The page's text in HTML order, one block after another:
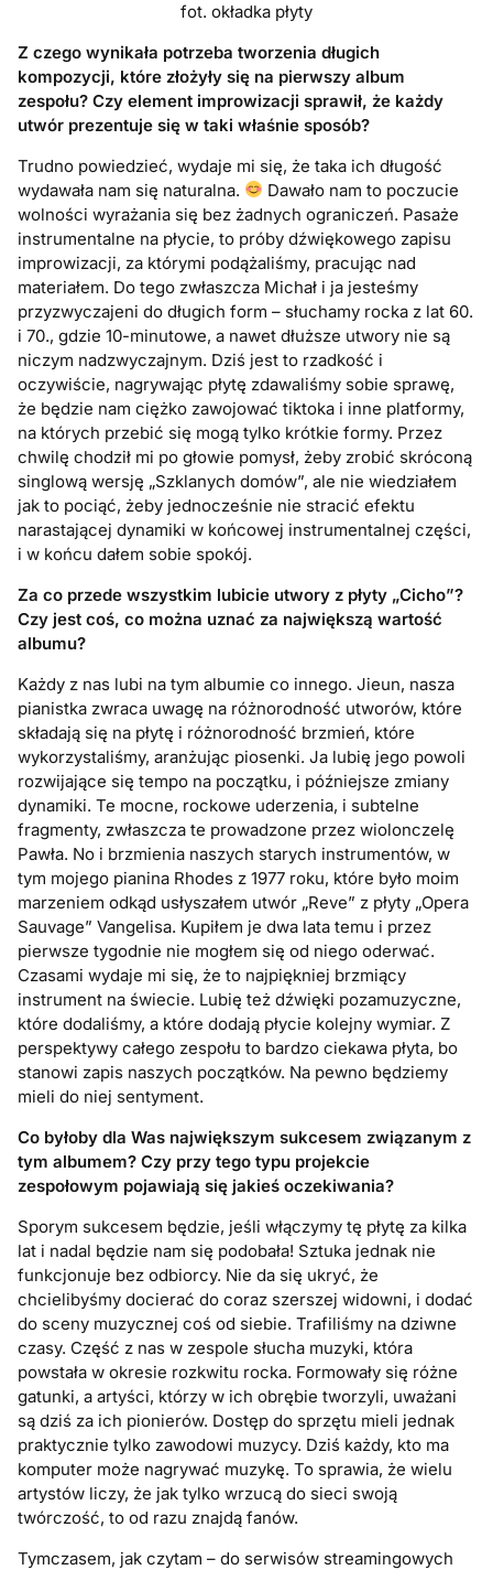
fot. okładka płyty
Z czego wynikała potrzeba tworzenia długich
kompozycji, które złożyły się na pierwszy album
zespołu? Czy element improwizacji sprawił, że każdy
utwór prezentuje się w taki właśnie sposób?
Trudno powiedzieć, wydaje mi się, że taka ich długość
wydawała nam się naturalna.
Dawało nam to poczucie
wolności wyrażania się bez żadnych ograniczeń. Pasaże
instrumentalne na płycie, to próby dźwiękowego zapisu
improwizacji, za którymi podążaliśmy, pracując nad
materiałem. Do tego zwłaszcza Michał i ja jesteśmy
przyzwyczajeni do długich form – słuchamy rocka z lat 60.
i 70., gdzie 10-minutowe, a nawet dłuższe utwory nie są
niczym nadzwyczajnym. Dziś jest to rzadkość i
oczywiście, nagrywając płytę zdawaliśmy sobie sprawę,
że będzie nam ciężko zawojować tiktoka i inne platformy,
na których przebić się mogą tylko krótkie formy. Przez
chwilę chodził mi po głowie pomysł, żeby zrobić skróconą
singlową wersję „Szklanych domów”, ale nie wiedziałem
jak to pociąć, żeby jednocześnie nie stracić efektu
narastającej dynamiki w końcowej instrumentalnej części,
i w końcu dałem sobie spokój.
Za co przede wszystkim lubicie utwory z płyty „Cicho”?
Czy jest coś, co można uznać za największą wartość
albumu?
Każdy z nas lubi na tym albumie co innego. Jieun, nasza
pianistka zwraca uwagę na różnorodność utworów, które
składają się na płytę i różnorodność brzmień, które
wykorzystaliśmy, aranżując piosenki. Ja lubię jego powoli
rozwijające się tempo na początku, i późniejsze zmiany
dynamiki. Te mocne, rockowe uderzenia, i subtelne
fragmenty, zwłaszcza te prowadzone przez wiolonczelę
Pawła. No i brzmienia naszych starych instrumentów, w
tym mojego pianina Rhodes z 1977 roku, które było moim
marzeniem odkąd usłyszałem utwór „Reve” z płyty „Opera
Sauvage” Vangelisa. Kupiłem je dwa lata temu i przez
pierwsze tygodnie nie mogłem się od niego oderwać.
Czasami wydaje mi się, że to najpiękniej brzmiący
instrument na świecie. Lubię też dźwięki pozamuzyczne,
które dodaliśmy, a które dodają płycie kolejny wymiar. Z
perspektywy całego zespołu to bardzo ciekawa płyta, bo
stanowi zapis naszych początków. Na pewno będziemy
mieli do niej sentyment.
Co byłoby dla Was największym sukcesem związanym z
tym albumem? Czy przy tego typu projekcie
zespołowym pojawiają się jakieś oczekiwania?
Sporym sukcesem będzie, jeśli włączymy tę płytę za kilka
lat i nadal będzie nam się podobała! Sztuka jednak nie
funkcjonuje bez odbiorcy. Nie da się ukryć, że
chcielibyśmy docierać do coraz szerszej widowni, i dodać
do sceny muzycznej coś od siebie. Trafiliśmy na dziwne
czasy. Część z nas w zespole słucha muzyki, która
powstała w okresie rozkwitu rocka. Formowały się różne
gatunki, a artyści, którzy w ich obrębie tworzyli, uważani
są dziś za ich pionierów. Dostęp do sprzętu mieli jednak
praktycznie tylko zawodowi muzycy. Dziś każdy, kto ma
komputer może nagrywać muzykę. To sprawia, że wielu
artystów liczy, że jak tylko wrzucą do sieci swoją
twórczość, to od razu znajdą fanów.
Tymczasem, jak czytam – do serwisów streamingowych